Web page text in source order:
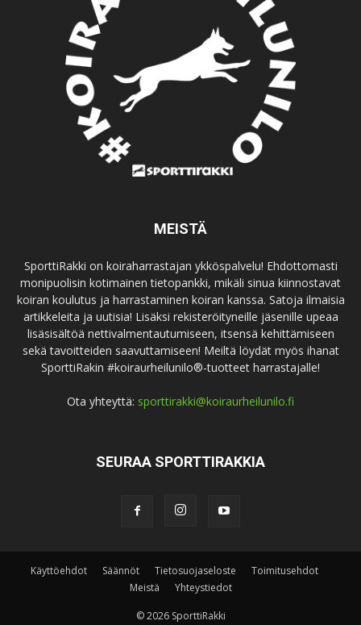
MEISTÄ
SporttiRakki on koiraharrastajan ykköspalvelu! Ehdottomasti
monipuolisin kotimainen tietopankki, mikäli sinua kiinnostavat
koiran koulutus ja harrastaminen koiran kanssa. Satoja ilmaisia
artikkeleita ja uutisia! Lisäksi rekisteröityneille jäsenille upeaa
lisäsisältöä nettivalmentautumiseen, itsensä kehittämiseen
sekä tavoitteiden saavuttamiseen! Meiltä löydät myös ihanat
SporttiRakin #koiraurheilunilo®-tuotteet harrastajalle!
Ota yhteyttä: sporttirakki@koiraurheilunilo.fi
SEURAA SPORTTIRAKKIA
Käyttöehdot Säännöt Tietosuojaseloste
Toimitusehdot
Meistä
Yhteystiedot
© 2026 SporttiRakki